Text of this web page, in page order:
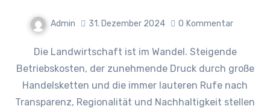
Admin 31. Dezember 2024 0 Kommentar
Die Landwirtschaft ist im Wandel. Steigende
Betriebskosten, der zunehmende Druck durch große
Handelsketten und die immer lauteren Rufe nach
Transparenz, Regionalität und Nachhaltigkeit stellen